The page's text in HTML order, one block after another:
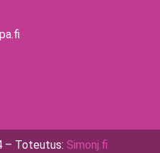
– Toteutus: Simonj.fi